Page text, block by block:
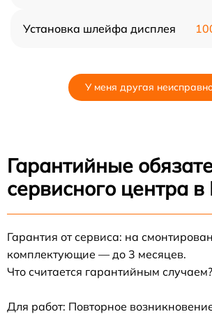
Установка шлейфа дисплея
У меня другая
Гарантийные
сервисного центра
Гарантия от сервиса: на
комплектующие — до 3 месяцев.
Что считается гарантийным случаем?
Для работ: Повторное